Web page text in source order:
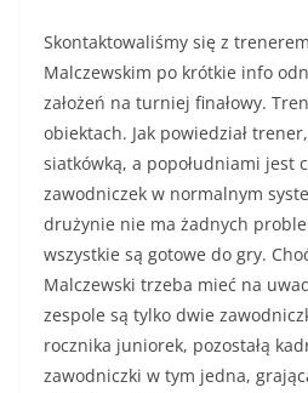
Skontaktowaliśmy się z
Malczewskim po krótkie info
założeń na turniej finałowy.
obiektach. Jak powiedział
siatkówką, a popołudniami jest
zawodniczek w normalnym
drużynie nie ma żadnych
wszystkie są gotowe do gry.
Malczewski trzeba mieć na
zespole są tylko dwie
rocznika juniorek, pozostałą
zawodniczki w tym jedna,